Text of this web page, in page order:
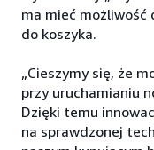
ma mieć
do koszyka.
„Cieszymy się, że
przy uruchamianiu
Dzięki temu
na sprawdzonej